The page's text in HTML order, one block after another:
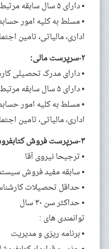
• دارای ۵ سال سابقه مرتبط در حوزه مدیریت مالی ، سرپرست مالی
• مسلط به کلیه امور
اداری، مالیاتی، تامین
۲-سرپرست مالی:
• دارای مدرک تحصیلی
• دارای ۵ سال سابقه مرتبط در حوزه مدیریت مالی ، سرپرست مالی
• مسلط به کلیه امور
اداری، مالیاتی، تامین
۳-سرپرست فروش کتابفروشی ها:
• ترجیحا نیروی آقا
• سابقه مفید فروش
• حداقل تحصیلات
• حداکثر سن ۳۰ سال
توانمندی های :
• برنامه ریزی و مدیریت